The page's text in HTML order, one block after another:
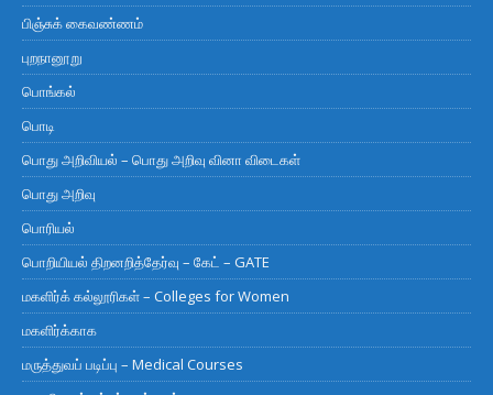
பிஞ்சுக் கைவண்ணம்
புறநானூறு
பொங்கல்
பொடி
பொது அறிவியல் – பொது அறிவு வினா விடைகள்
பொது அறிவு
பொரியல்
பொறியியல் திறனறித்தேர்வு – கேட் – GATE
மகளிர்க் கல்லூரிகள் – Colleges for Women
மகளிர்க்காக
மருத்துவப் படிப்பு – Medical Courses